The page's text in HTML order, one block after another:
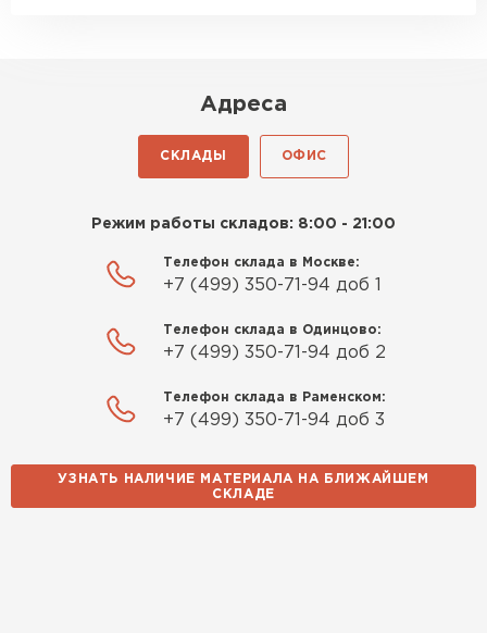
Адреса
СКЛАДЫ ОФИС
Режим работы складов: 8:00 - 21:00
Телефон склада в Москве:
+7 (499) 350-71-94 доб 1
Телефон склада в Одинцово:
+7 (499) 350-71-94 доб 2
Телефон склада в Раменском:
+7 (499) 350-71-94 доб 3
УЗНАТЬ НАЛИЧИЕ МАТЕРИАЛА НА БЛИЖАЙШЕМ
СКЛАДЕ